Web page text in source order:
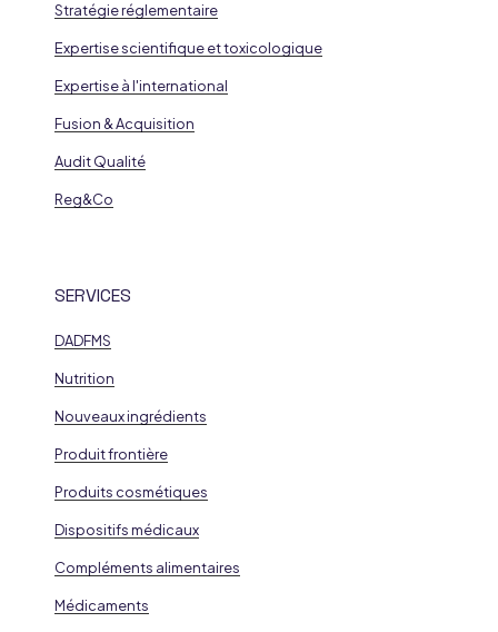
Stratégie réglementaire
Expertise scientifique et toxicologique
Expertise à l'international
Fusion & Acquisition
Audit Qualité
Reg&Co
SERVICES
DADFMS
Nutrition
Nouveaux ingrédients
Produit frontière
Produits cosmétiques
Dispositifs médicaux
Compléments alimentaires
Médicaments